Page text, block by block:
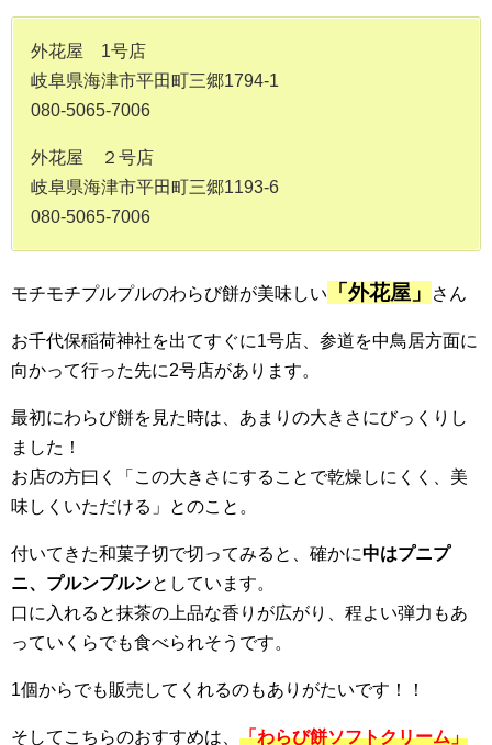
外花屋 1号店
岐阜県海津市平田町三郷1794-1
080-5065-7006
外花屋 ２号店
岐阜県海津市平田町三郷1193-6
080-5065-7006
モチモチプルプルのわらび餅が美味しい 「外花屋」 さん
お千代保稲荷神社を出てすぐに1号店、参道を中鳥居方面に
向かって行った先に2号店があります。
最初にわらび餅を見た時は、あまりの大きさにびっくりし
ました！
お店の方曰く「この大きさにすることで乾燥しにくく、美
味しくいただける」とのこと。
付いてきた和菓子切で切ってみると、確かに中はプニプ
ニ、プルンプルンとしています。
口に入れると抹茶の上品な香りが広がり、程よい弾力もあ
っていくらでも食べられそうです。
1個からでも販売してくれるのもありがたいです！！
そしてこちらのおすすめは、 「わらび餅ソフトクリーム」